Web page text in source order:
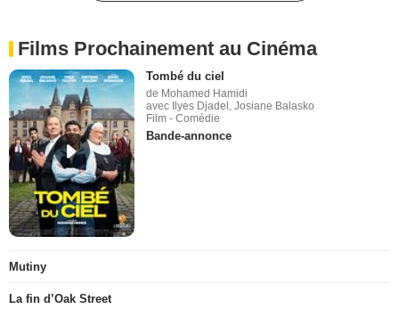
Films Prochainement au Cinéma
Tombé du ciel
de Mohamed Hamidi
avec Ilyes Djadel, Josiane Balasko
Film - Comédie
Bande-annonce
Mutiny
La fin d’Oak Street